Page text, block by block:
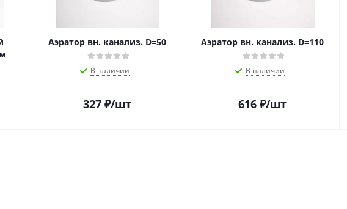
Аэратор вн. канализ. D=50
В наличии
327 ₽/шт
Аэратор вн. канализ. D=110
В наличии
616 ₽/шт